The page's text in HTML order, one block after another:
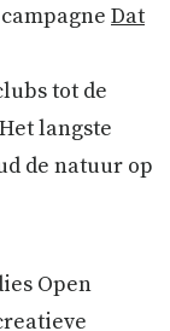
Dat
tot de
langste
de natuur op
Open